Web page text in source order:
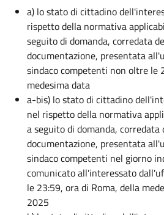
a) lo stato di cittadino
rispetto della normativa
seguito di domanda, corredata
documentazione, presentata
sindaco competenti non oltre le
medesima data
a-bis) lo stato di cittadino
nel rispetto della normativa
a seguito di domanda, corredata
documentazione, presentata
sindaco competenti nel giorno
comunicato all'interessato
le 23:59, ora di Roma, della
2025